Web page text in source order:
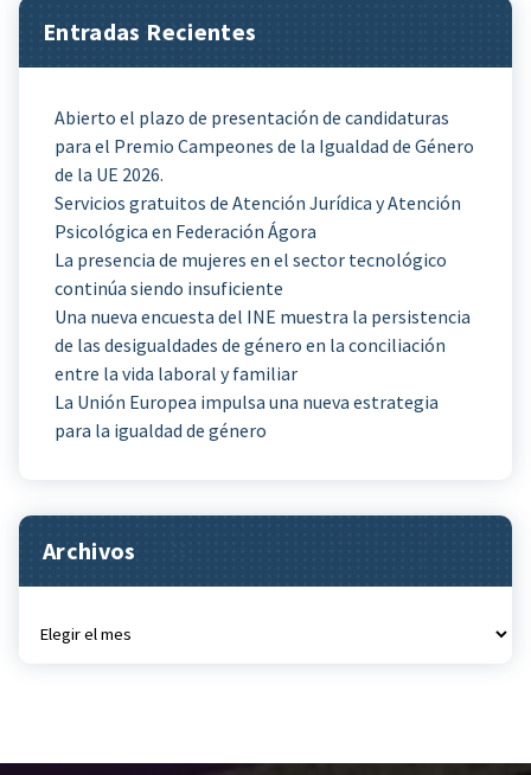
Entradas Recientes
Abierto el plazo de presentación de candidaturas
para el Premio Campeones de la Igualdad de Género
de la UE 2026.
Servicios gratuitos de Atención Jurídica y Atención
Psicológica en Federación Ágora
La presencia de mujeres en el sector tecnológico
continúa siendo insuficiente
Una nueva encuesta del INE muestra la persistencia
de las desigualdades de género en la conciliación
entre la vida laboral y familiar
La Unión Europea impulsa una nueva estrategia
para la igualdad de género
Archivos